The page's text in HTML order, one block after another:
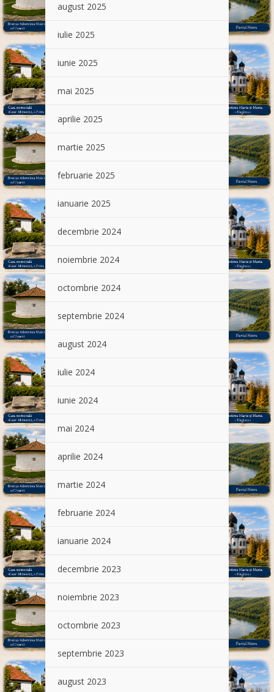
august 2025
iulie 2025
iunie 2025
mai 2025
aprilie 2025
martie 2025
februarie 2025
ianuarie 2025
decembrie 2024
noiembrie 2024
octombrie 2024
septembrie 2024
august 2024
iulie 2024
iunie 2024
mai 2024
aprilie 2024
martie 2024
februarie 2024
ianuarie 2024
decembrie 2023
noiembrie 2023
octombrie 2023
septembrie 2023
august 2023